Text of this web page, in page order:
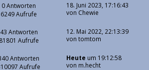
0 Antworten
6249 Aufrufe
18. Juni 2023, 17:16:43
von Chewie
43 Antworten
81801 Aufrufe
12. Mai 2022, 22:13:39
von tomtom
Antworten
Aufrufe
Heute um 19:12:58
von m.hecht